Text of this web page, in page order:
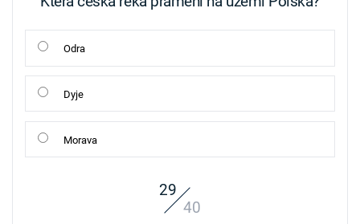
Odra
Dyje
Morava
29
40